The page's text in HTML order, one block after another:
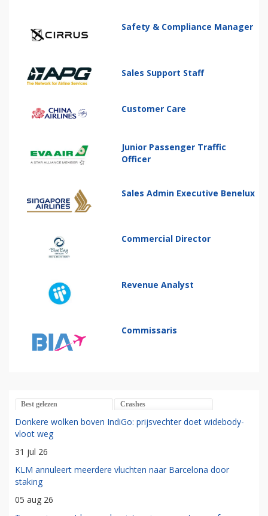
Safety & Compliance Manager
Sales Support Staff
Customer Care
Junior Passenger Traffic
Officer
Sales Admin Executive Benelux
Commercial Director
Revenue Analyst
Commissaris
Best gelezen Crashes
Donkere wolken boven IndiGo: prijsvechter doet widebody-
vloot weg
31 jul 26
KLM annuleert meerdere vluchten naar Barcelona door
staking
05 aug 26